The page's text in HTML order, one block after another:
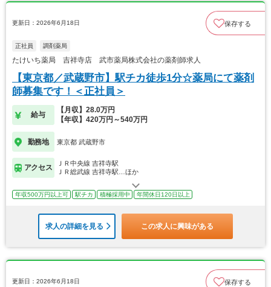
更新日：2026年6月18日 保存する
正社員 調剤薬局
たけいち薬局 吉祥寺店 武市薬局株式会社の薬剤師求人
【東京都／武蔵野市】駅チカ徒歩1分☆薬局にて薬剤
師募集です！＜正社員＞
給与
【月収】28.0万円
【年収】420万円～540万円
勤務地 東京都 武蔵野市
アクセス
ＪＲ中央線 吉祥寺駅
ＪＲ総武線 吉祥寺駅…ほか
年収500万円以上可 駅チカ 積極採用中 年間休日120日以上
求人の詳細を見る この求人に興味がある
更新日：2026年6月18日 保存する